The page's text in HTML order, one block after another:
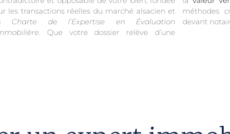
les transactions réelles du marché alsacien et
Charte de l’Expertise en Évaluation
. Que votre dossier relève d’une
méthodes
devant